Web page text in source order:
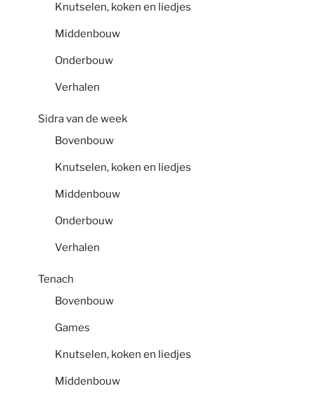
Knutselen, koken en liedjes
Middenbouw
Onderbouw
Verhalen
Sidra van de week
Bovenbouw
Knutselen, koken en liedjes
Middenbouw
Onderbouw
Verhalen
Tenach
Bovenbouw
Games
Knutselen, koken en liedjes
Middenbouw